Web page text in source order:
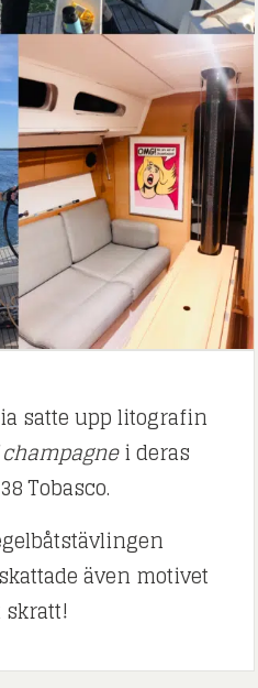
satte upp litografin
i deras
Tobasco.
även motivet